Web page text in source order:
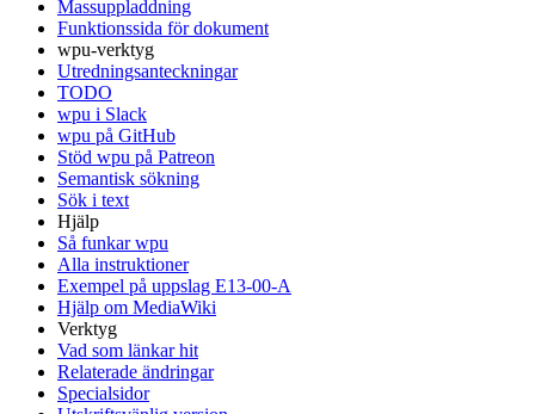
Massuppladdning
Funktionssida för dokument
wpu-verktyg
Utredningsanteckningar
TODO
wpu i Slack
wpu på GitHub
Stöd wpu på Patreon
Semantisk sökning
Sök i text
Hjälp
Så funkar wpu
Alla instruktioner
Exempel på uppslag E13-00-A
Hjälp om MediaWiki
Verktyg
Vad som länkar hit
Relaterade ändringar
Specialsidor